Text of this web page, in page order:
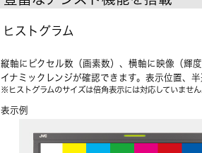
ヒストグラム
縦軸にピクセル数（画素数）、横軸に映像（輝
イナミックレンジが確認できます。表示位置、
※ヒストグラムのサイズは倍角表示には対応していません
表示例